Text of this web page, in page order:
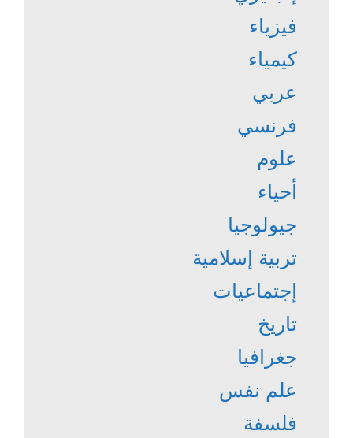
فيزياء
كيمياء
عربي
فرنسي
علوم
أحياء
جيولوجيا
تربية إسلامية
إجتماعيات
تاريخ
جغرافيا
علم نفس
فلسفة